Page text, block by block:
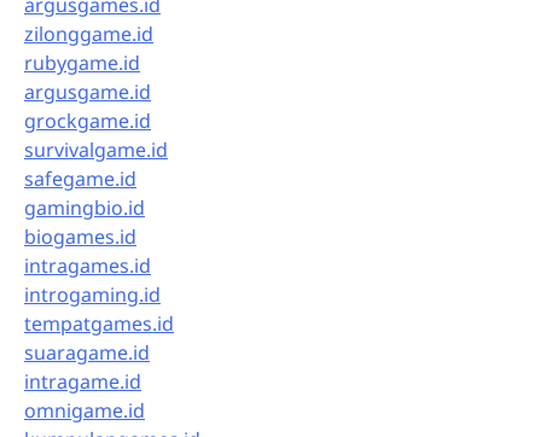
zilonggame.id
rubygame.id
argusgame.id
grockgame.id
survivalgame.id
safegame.id
gamingbio.id
biogames.id
intragames.id
introgaming.id
tempatgames.id
suaragame.id
intragame.id
omnigame.id